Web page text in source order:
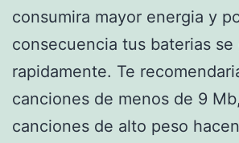
consumira mayor energia y
consecuencia tus baterias se
rapidamente. Te
canciones de menos de 9
canciones de alto peso